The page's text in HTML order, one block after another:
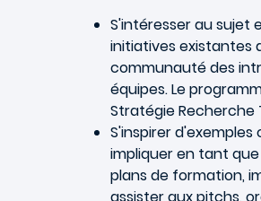
S'intéresser au sujet
initiatives existantes
communauté des
équipes. Le
Stratégie
S'inspirer
impliquer en tant
plans de formation,